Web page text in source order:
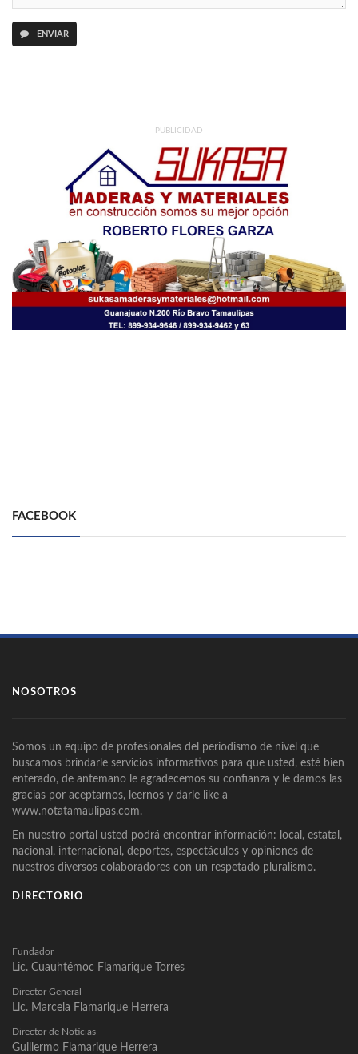
ENVIAR
PUBLICIDAD
FACEBOOK
NOSOTROS
Somos un equipo de profesionales del periodismo de nivel que
buscamos brindarle servicios informativos para que usted, esté bien
enterado, de antemano le agradecemos su confianza y le damos las
gracias por aceptarnos, leernos y darle like a
www.notatamaulipas.com.
En nuestro portal usted podrá encontrar información: local, estatal,
nacional, internacional, deportes, espectáculos y opiniones de
nuestros diversos colaboradores con un respetado pluralismo.
DIRECTORIO
Fundador
Lic. Cuauhtémoc Flamarique Torres
Director General
Lic. Marcela Flamarique Herrera
Director de Noticias
Guillermo Flamarique Herrera